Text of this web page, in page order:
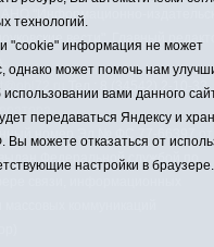
АНО "Информационно-
вести". Главный
Тел.: 8 (34542) 2-10-33
номер Эл № ФС 77-66397 от
выдан Федеральной службой по
технологий.
"cookie" информация не может
однако может помочь нам
вами данного
передаваться Яндексу и
Вы можете отказаться от
настройки в браузере.